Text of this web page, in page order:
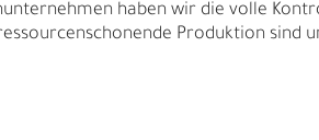
haben wir die volle
Produktion sind